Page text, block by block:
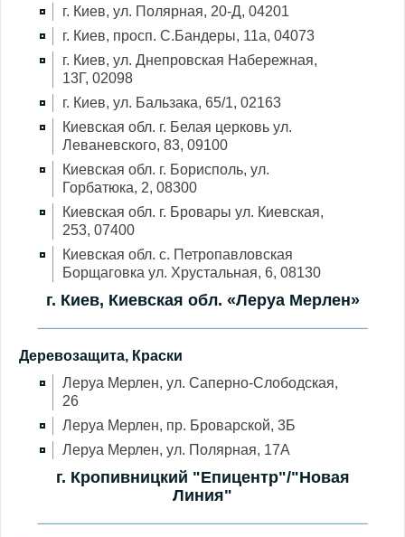
г. Киев, ул. Полярная, 20-Д, 04201
г. Киев, просп. С.Бандеры, 11а, 04073
г. Киев, ул. Днепровская Набережная,
13Г, 02098
г. Киев, ул. Бальзака, 65/1, 02163
Киевская обл. г. Белая церковь ул.
Леваневского, 83, 09100
Киевская обл. г. Борисполь, ул.
Горбатюка, 2, 08300
Киевская обл. г. Бровары ул. Киевская,
253, 07400
Киевская обл. с. Петропавловская
Борщаговка ул. Хрустальная, 6, 08130
г. Киев, Киевская обл. «Леруа Мерлен»
Деревозащита, Краски
Леруа Мерлен, ул. Саперно-Слободская,
26
Леруа Мерлен, пр. Броварской, 3Б
Леруа Мерлен, ул. Полярная, 17А
г. Кропивницкий "Епицентр"/"Новая
Линия"